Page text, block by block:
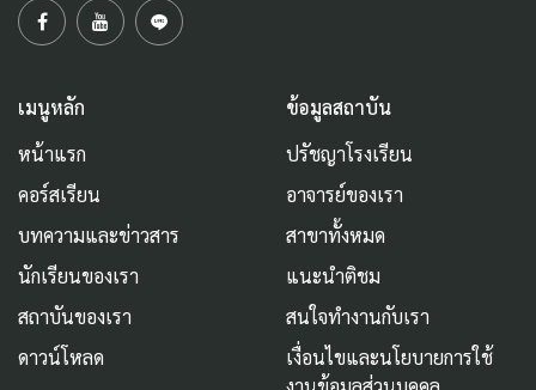
เมนูหลัก
หน้าแรก
คอร์สเรียน
บทความและข่าวสาร
นักเรียนของเรา
สถาบันของเรา
ดาวน์โหลด
ข้อมูลสถาบัน
ปรัชญาโรงเรียน
อาจารย์ของเรา
สาขาทั้งหมด
แนะนำติชม
สนใจทำงานกับเรา
เงื่อนไขและนโยบายการใช้